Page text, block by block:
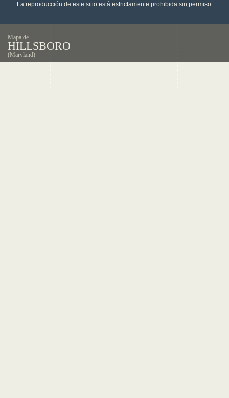
La reproducción de este sitio está estrictamente prohibida sin permiso.
Mapa de
HILLSBORO
(Maryland)